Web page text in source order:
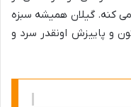
کنه. گیلان همیشه سبزه
و پاییزش اونقدر سرد و